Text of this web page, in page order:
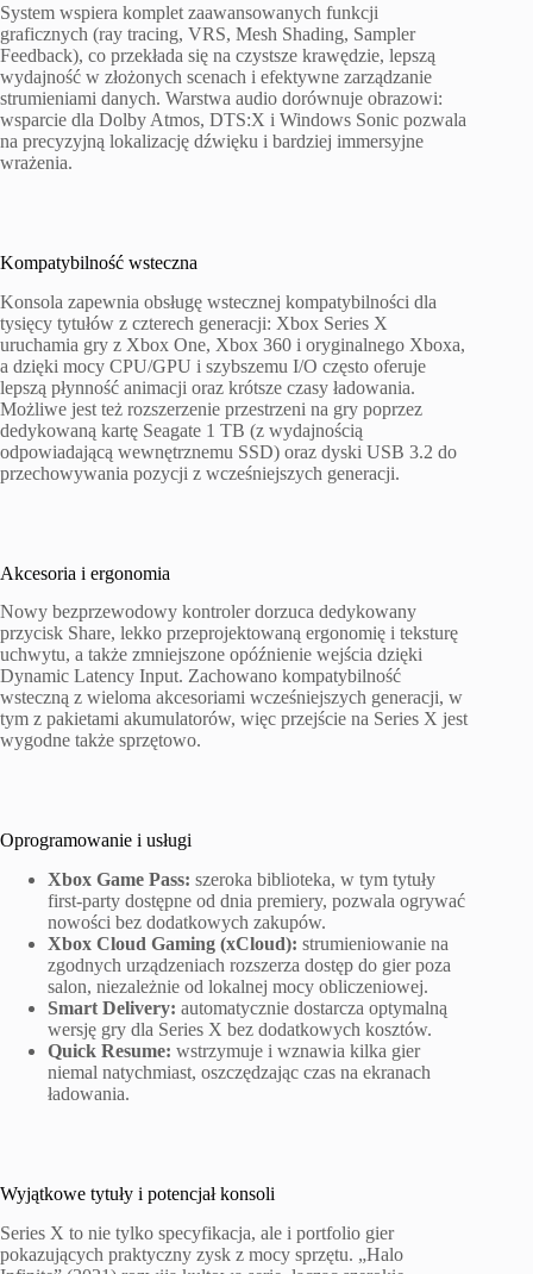
System wspiera komplet zaawansowanych funkcji
graficznych (ray tracing, VRS, Mesh Shading, Sampler
Feedback), co przekłada się na czystsze krawędzie, lepszą
wydajność w złożonych scenach i efektywne zarządzanie
strumieniami danych. Warstwa audio dorównuje obrazowi:
wsparcie dla Dolby Atmos, DTS:X i Windows Sonic pozwala
na precyzyjną lokalizację dźwięku i bardziej immersyjne
wrażenia.
Kompatybilność wsteczna
Konsola zapewnia obsługę wstecznej kompatybilności dla
tysięcy tytułów z czterech generacji: Xbox Series X
uruchamia gry z Xbox One, Xbox 360 i oryginalnego Xboxa,
a dzięki mocy CPU/GPU i szybszemu I/O często oferuje
lepszą płynność animacji oraz krótsze czasy ładowania.
Możliwe jest też rozszerzenie przestrzeni na gry poprzez
dedykowaną kartę Seagate 1 TB (z wydajnością
odpowiadającą wewnętrznemu SSD) oraz dyski USB 3.2 do
przechowywania pozycji z wcześniejszych generacji.
Akcesoria i ergonomia
Nowy bezprzewodowy kontroler dorzuca dedykowany
przycisk Share, lekko przeprojektowaną ergonomię i teksturę
uchwytu, a także zmniejszone opóźnienie wejścia dzięki
Dynamic Latency Input. Zachowano kompatybilność
wsteczną z wieloma akcesoriami wcześniejszych generacji, w
tym z pakietami akumulatorów, więc przejście na Series X jest
wygodne także sprzętowo.
Oprogramowanie i usługi
Xbox Game Pass: szeroka biblioteka, w tym tytuły
first-party dostępne od dnia premiery, pozwala ogrywać
nowości bez dodatkowych zakupów.
Xbox Cloud Gaming (xCloud): strumieniowanie na
zgodnych urządzeniach rozszerza dostęp do gier poza
salon, niezależnie od lokalnej mocy obliczeniowej.
Smart Delivery: automatycznie dostarcza optymalną
wersję gry dla Series X bez dodatkowych kosztów.
Quick Resume: wstrzymuje i wznawia kilka gier
niemal natychmiast, oszczędzając czas na ekranach
ładowania.
Wyjątkowe tytuły i potencjał konsoli
Series X to nie tylko specyfikacja, ale i portfolio gier
pokazujących praktyczny zysk z mocy sprzętu. „Halo